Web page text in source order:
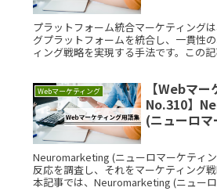
プラットフォーム統合マーケティング
グプラットフォームを統合し、一貫性
ィング戦略を実現する手法です。この
Webマーケティング
【Webマ
No.310】
(ニューロ
Neuromarketing (ニューロマーケティ
反応を調査し、それをマーケティング戦
本記事では、Neuromarketing (ニュー